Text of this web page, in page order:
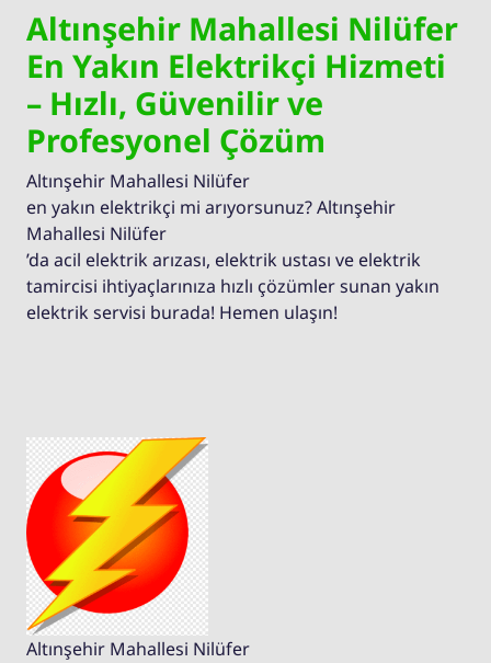
Altınşehir Mahallesi Nilüfer
En Yakın Elektrikçi Hizmeti
– Hızlı, Güvenilir ve
Profesyonel Çözüm
Altınşehir Mahallesi Nilüfer
en yakın elektrikçi mi arıyorsunuz? Altınşehir
Mahallesi Nilüfer
’da acil elektrik arızası, elektrik ustası ve elektrik
tamircisi ihtiyaçlarınıza hızlı çözümler sunan yakın
elektrik servisi burada! Hemen ulaşın!
Altınşehir Mahallesi Nilüfer